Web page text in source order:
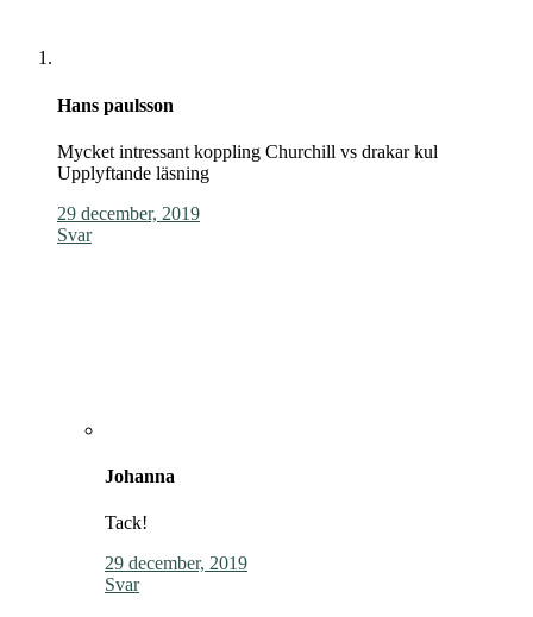
Hans paulsson
Mycket intressant koppling Churchill vs drakar kul
Upplyftande läsning
29 december, 2019
Svar
Johanna
Tack!
29 december, 2019
Svar